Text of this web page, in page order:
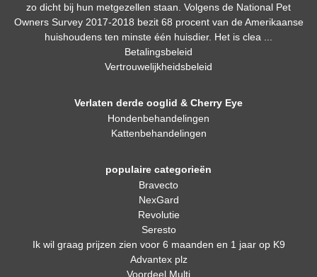
zo dicht bij hun metgezellen staan. Volgens de National Pet
Owners Survey 2017-2018 bezit 68 procent van de Amerikaanse
huishoudens ten minste één huisdier. Het is clea ...
Betalingsbeleid
Vertrouwelijkheidsbeleid
Verlaten derde ooglid & Cherry Eye
Hondenbehandelingen
Kattenbehandelingen
populaire categorieën
Bravecto
NexGard
Revolutie
Seresto
Ik wil graag prijzen zien voor 6 maanden en 1 jaar op K9
Advantex plz
Voordeel Multi